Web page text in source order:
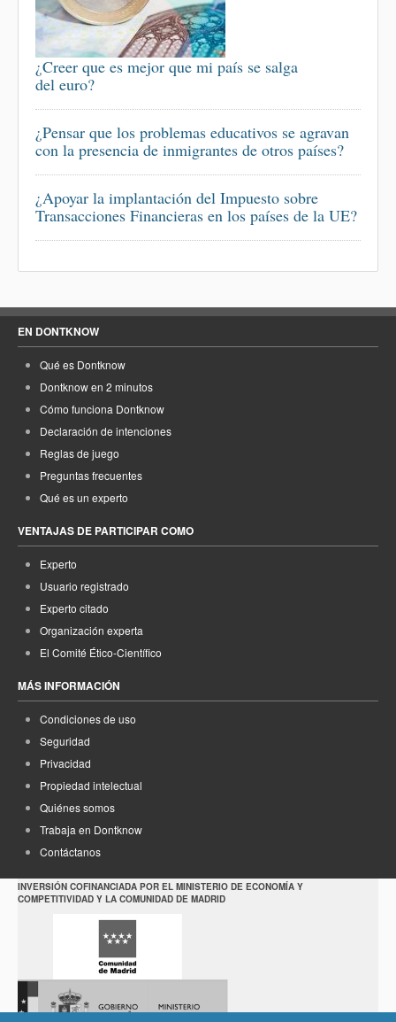
¿Creer que es mejor que mi país se salga
del euro?
¿Pensar que los problemas educativos se agravan
con la presencia de inmigrantes de otros países?
¿Apoyar la implantación del Impuesto sobre
Transacciones Financieras en los países de la UE?
EN DONTKNOW
Qué es Dontknow
Dontknow en 2 minutos
Cómo funciona Dontknow
Declaración de intenciones
Reglas de juego
Preguntas frecuentes
Qué es un experto
VENTAJAS DE PARTICIPAR COMO
Experto
Usuario registrado
Experto citado
Organización experta
El Comité Ético-Científico
MÁS INFORMACIÓN
Condiciones de uso
Seguridad
Privacidad
Propiedad intelectual
Quiénes somos
Trabaja en Dontknow
Contáctanos
INVERSIÓN COFINANCIADA POR EL MINISTERIO DE ECONOMÍA Y
COMPETITIVIDAD Y LA COMUNIDAD DE MADRID